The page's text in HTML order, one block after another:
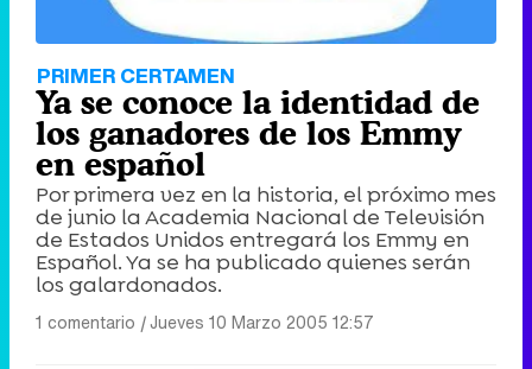
PRIMER CERTAMEN
Ya se conoce la identidad de
los ganadores de los Emmy
en español
Por primera vez en la historia, el próximo mes
de junio la Academia Nacional de Televisión
de Estados Unidos entregará los Emmy en
Español. Ya se ha publicado quienes serán
los galardonados.
1 comentario |Jueves 10 Marzo 2005 12:57